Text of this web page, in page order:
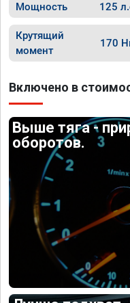
Мощность 125
Крутящий
момент
170
Включено в
Выше тяга -
оборотов.